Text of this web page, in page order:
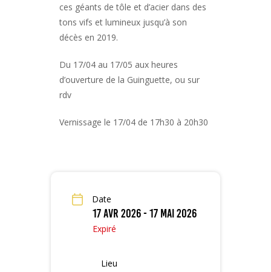
ces géants de tôle et d’acier dans des
tons vifs et lumineux jusqu’à son
décès en 2019.
Du 17/04 au 17/05 aux heures
d’ouverture de la Guinguette, ou sur
rdv
Vernissage le 17/04 de 17h30 à 20h30
Date
17 Avr 2026- 17 Mai 2026
Expiré
Lieu